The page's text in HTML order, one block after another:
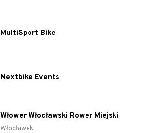
MultiSport Bike
Nextbike Events
Włower Włocławski Rower Miejski
Włocławek